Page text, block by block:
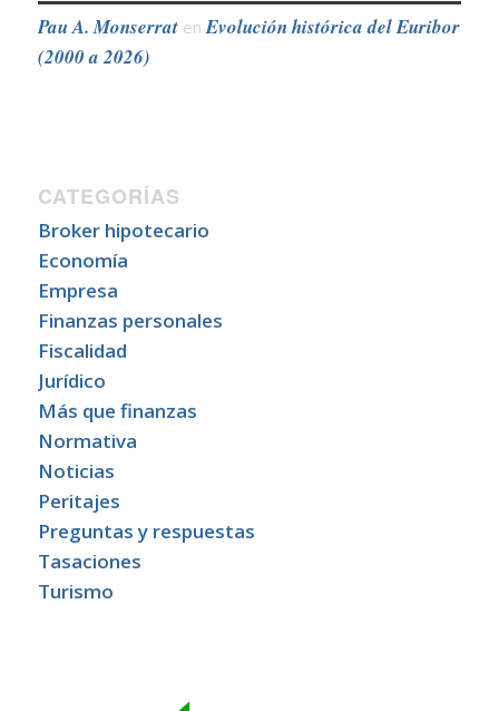
Pau A. Monserraten Evolución histórica del Euribor
(2000 a 2026)
CATEGORÍAS
Broker hipotecario
Economía
Empresa
Finanzas personales
Fiscalidad
Jurídico
Más que finanzas
Normativa
Noticias
Peritajes
Preguntas y respuestas
Tasaciones
Turismo